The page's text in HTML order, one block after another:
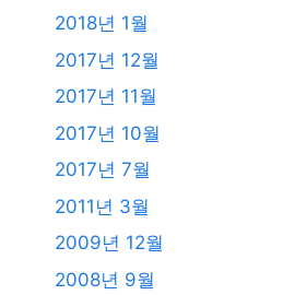
2018년 1월
2017년 12월
2017년 11월
2017년 10월
2017년 7월
2011년 3월
2009년 12월
2008년 9월